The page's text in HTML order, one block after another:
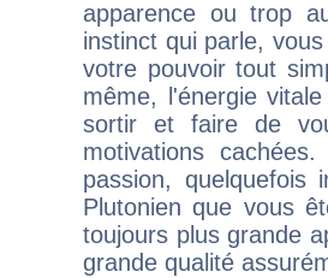
apparence ou trop
instinct qui parle,
votre pouvoir tout
même, l'énergie
sortir et faire de
motivations
passion, quelquefois
Plutonien que vous
toujours plus grande
grande qualité